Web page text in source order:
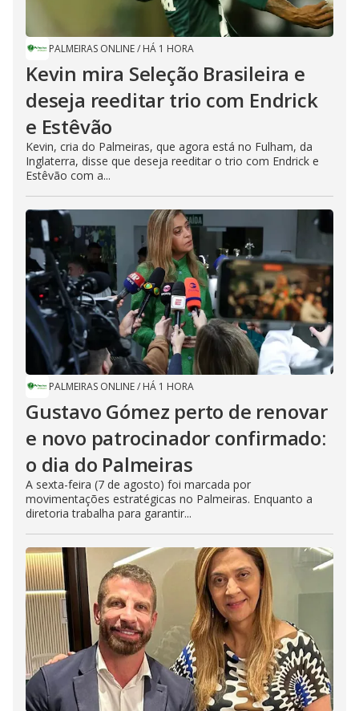
PALMEIRAS ONLINE/ HÁ 1 HORA
Kevin mira Seleção Brasileira e
deseja reeditar trio com Endrick
e Estêvão
Kevin, cria do Palmeiras, que agora está no Fulham, da
Inglaterra, disse que deseja reeditar o trio com Endrick e
Estêvão com a...
PALMEIRAS ONLINE/ HÁ 1 HORA
Gustavo Gómez perto de renovar
e novo patrocinador confirmado:
o dia do Palmeiras
A sexta-feira (7 de agosto) foi marcada por
movimentações estratégicas no Palmeiras. Enquanto a
diretoria trabalha para garantir...